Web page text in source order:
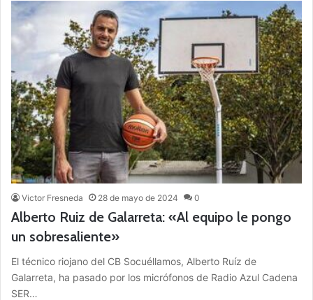
Victor Fresneda 28 de mayo de 2024 0
Alberto Ruiz de Galarreta: «Al equipo le pongo
un sobresaliente»
El técnico riojano del CB Socuéllamos, Alberto Ruíz de
Galarreta, ha pasado por los micrófonos de Radio Azul Cadena
SER…